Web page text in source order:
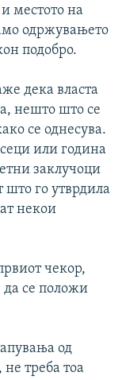
и местото на
одржувањето
подобро.
дека власта
нешто што се
се однесува.
или година
заклучоци
што го утврдила
некои
чекор,
да се положи
од
треба тоа